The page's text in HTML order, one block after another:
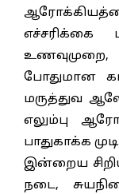
உணவுமுறை,
போதுமான
மருத்துவ
எலும்பு
பாதுகாக்க
இன்றைய
நடை,